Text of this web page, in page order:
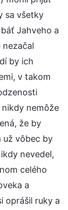
sa všetky
Jahveho a
by ich
v takom
nemôže
že by
už vôbec by
nevedel,
celého
a
oprášil ruky a